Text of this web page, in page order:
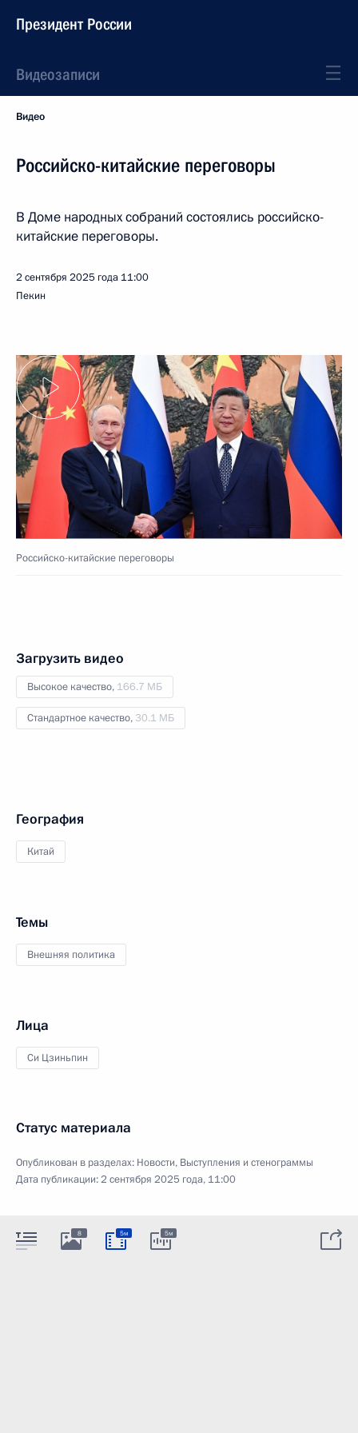
Президент России
Видеозаписи
Видео
Российско-китайские переговоры
В Доме народных собраний состоялись российско-
китайские переговоры.
2 сентября 2025 года 11:00
Пекин
Российско-китайские переговоры
Загрузить видео
Высокое качество, 166.7 МБ
Стандартное качество, 30.1 МБ
География
Китай
Темы
Внешняя политика
Лица
Си Цзиньпин
Статус материала
Опубликован в разделах: Новости, Выступления и стенограммы
Дата публикации:2 сентября 2025 года, 11:00
8 5м 5м